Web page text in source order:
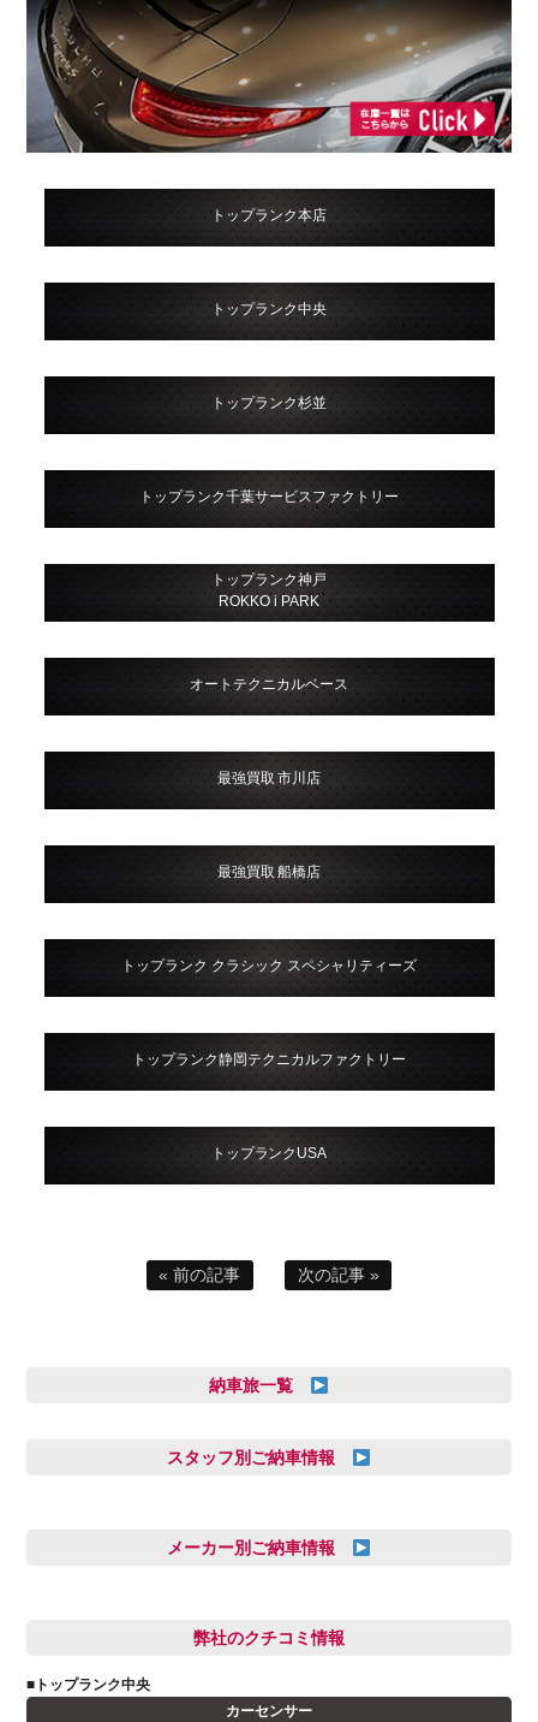
トップランク本店
トップランク中央
トップランク杉並
トップランク千葉サービスファクトリー
トップランク神戸
ROKKO i PARK
オートテクニカルベース
最強買取 市川店
最強買取 船橋店
トップランク クラシック スペシャリティーズ
トップランク静岡テクニカルファクトリー
トップランクUSA
« 前の記事 次の記事 »
納車旅一覧
スタッフ別ご納車情報
多田 健人
メーカー別ご納車情報
FIAT
弊社のクチコミ情報
■トップランク中央
カーセンサー